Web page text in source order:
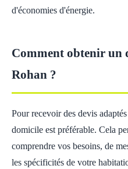
d'économies d'énergie.
Comment obtenir un
Rohan ?
Pour recevoir des devis
domicile est préférable. Cela
comprendre vos besoins, de
les spécificités de votre